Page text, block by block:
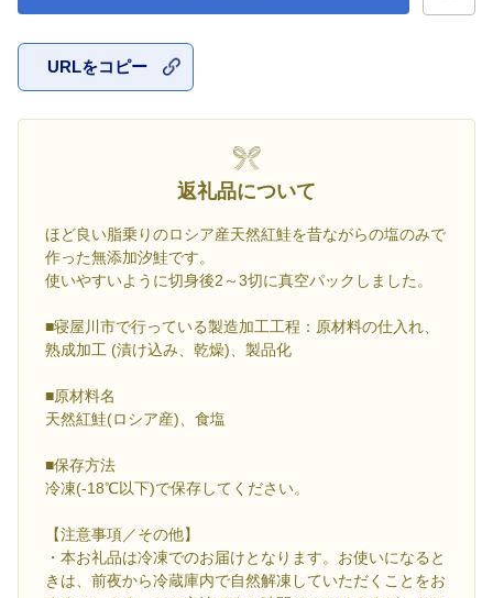
URLをコピー
返礼品について
ほど良い脂乗りのロシア産天然紅鮭を昔ながらの塩のみで
作った無添加汐鮭です。
使いやすいように切身後2～3切に真空パックしました。
■寝屋川市で行っている製造加工工程：原材料の仕入れ、
熟成加工 (漬け込み、乾燥)、製品化
■原材料名
天然紅鮭(ロシア産)、食塩
■保存方法
冷凍(-18℃以下)で保存してください。
【注意事項／その他】
・本お礼品は冷凍でのお届けとなります。お使いになると
きは、前夜から冷蔵庫内で自然解凍していただくことをお